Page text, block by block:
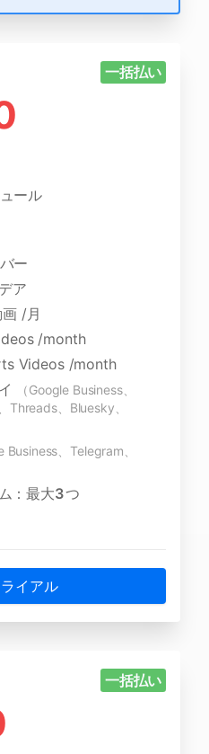
一括払い
ール
ー
ア
/月
/month
Videos /month
（Google Business、
Threads、Bluesky、
Business、Telegram、
：最大3つ
イアル
一括払い